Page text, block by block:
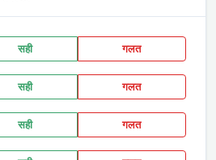
सही गलत
सही गलत
सही गलत